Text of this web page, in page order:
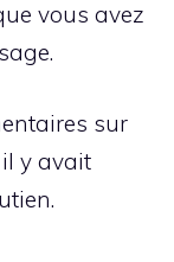
vous avez
sur
y avait